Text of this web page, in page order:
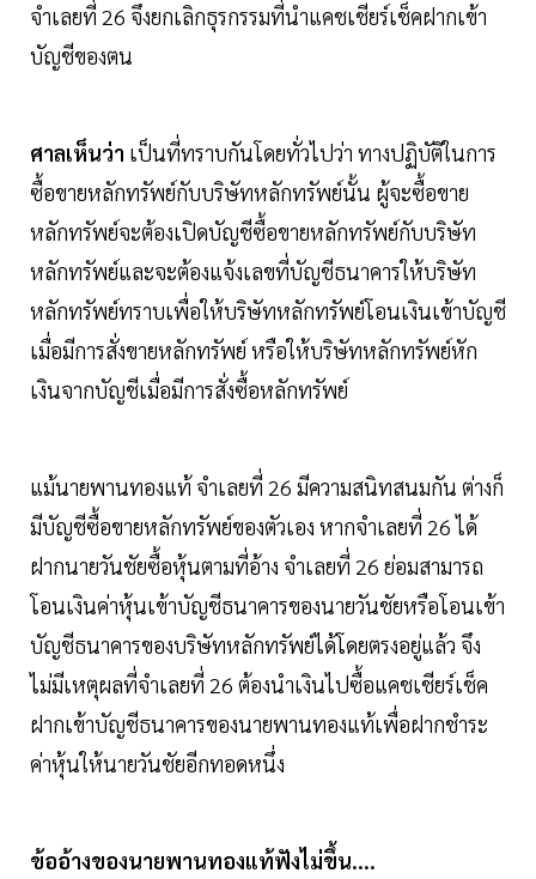
จำเลยที่ 26 จึงยกเลิกธุรกรรมที่นำแคชเชียร์เช็คฝากเข้า
บัญชีของตน
ศาลเห็นว่า เป็นที่ทราบกันโดยทั่วไปว่า ทางปฏิบัติในการ
ซื้อขายหลักทรัพย์กับบริษัทหลักทรัพย์นั้น ผู้จะซื้อขาย
หลักทรัพย์จะต้องเปิดบัญชีซื้อขายหลักทรัพย์กับบริษัท
หลักทรัพย์และจะต้องแจ้งเลขที่บัญชีธนาคารให้บริษัท
หลักทรัพย์ทราบเพื่อให้บริษัทหลักทรัพย์โอนเงินเข้าบัญชี
เมื่อมีการสั่งขายหลักทรัพย์ หรือให้บริษัทหลักทรัพย์หัก
เงินจากบัญชีเมื่อมีการสั่งซื้อหลักทรัพย์
แม้นายพานทองแท้ จำเลยที่ 26 มีความสนิทสนมกัน ต่างก็
มีบัญชีซื้อขายหลักทรัพย์ของตัวเอง หากจำเลยที่ 26 ได้
ฝากนายวันชัยซื้อหุ้นตามที่อ้าง จำเลยที่ 26 ย่อมสามารถ
โอนเงินค่าหุ้นเข้าบัญชีธนาคารของนายวันชัยหรือโอนเข้า
บัญชีธนาคารของบริษัทหลักทรัพย์ได้โดยตรงอยู่แล้ว จึง
ไม่มีเหตุผลที่จำเลยที่ 26 ต้องนำเงินไปซื้อแคชเชียร์เช็ค
ฝากเข้าบัญชีธนาคารของนายพานทองแท้เพื่อฝากชำระ
ค่าหุ้นให้นายวันชัยอีกทอดหนึ่ง
ข้ออ้างของนายพานทองแท้ฟังไม่ขึ้น....